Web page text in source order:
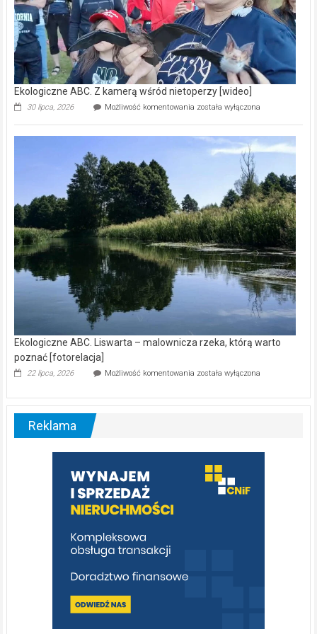
Ekologiczne ABC. Z kamerą wśród nietoperzy [wideo]
30 lipca, 2026 Możliwość komentowania Ekologiczne
kamerą
wśród
została wyłączona
Ekologiczne ABC. Liswarta – malownicza rzeka, którą warto
poznać [fotorelacja]
22 lipca, 2026 Możliwość komentowania Ekologiczne
–
warto
poznać
[fotorelacja]
została wyłączona
Reklama